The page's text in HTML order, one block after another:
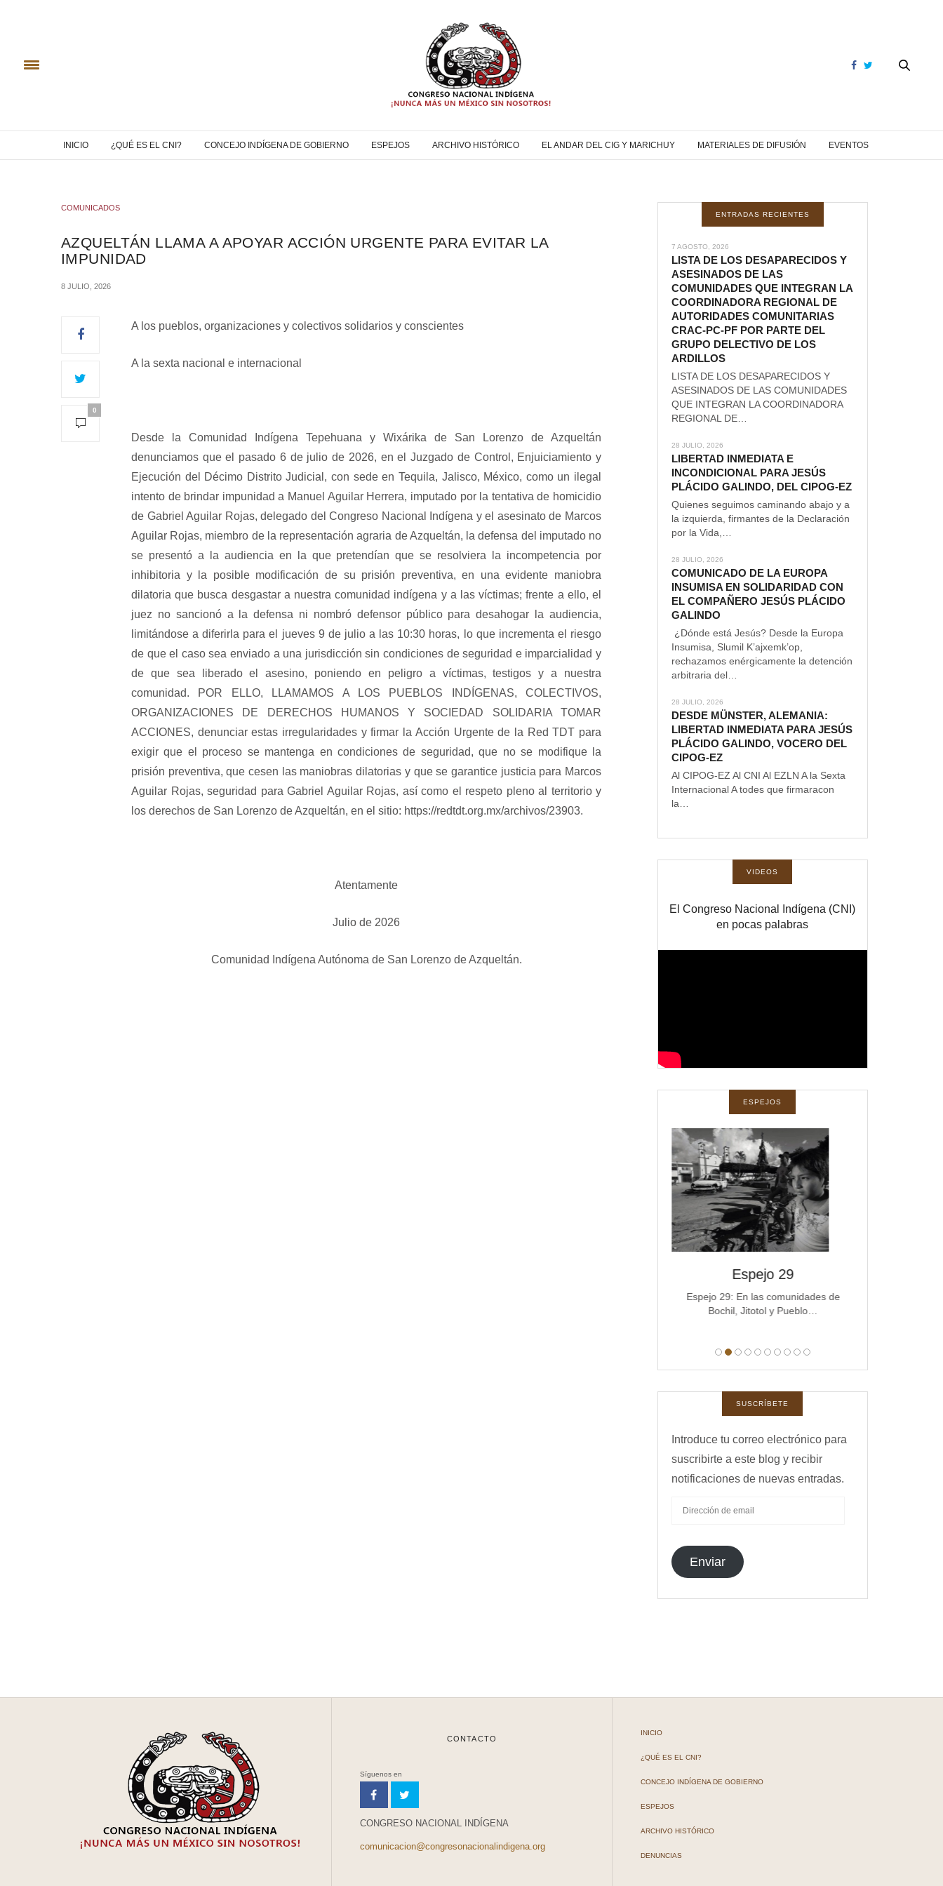
INICIO ¿QUÉ ES EL CNI? CONCEJO INDÍGENA DE GOBIERNO ESPEJOS ARCHIVO HISTÓRICO EL ANDAR DEL CIG Y MARICHUY MATERIALES DE DIFUSIÓN EVENTOS
COMUNICADOS
AZQUELTÁN LLAMA A APOYAR ACCIÓN URGENTE PARA EVITAR LA
IMPUNIDAD
8 JULIO, 2026
0
A los pueblos, organizaciones y colectivos solidarios y conscientes
A la sexta nacional e internacional
Desde la Comunidad Indígena Tepehuana y Wixárika de San Lorenzo de Azqueltán
denunciamos que el pasado 6 de julio de 2026, en el Juzgado de Control, Enjuiciamiento y
Ejecución del Décimo Distrito Judicial, con sede en Tequila, Jalisco, México, como un ilegal
intento de brindar impunidad a Manuel Aguilar Herrera, imputado por la tentativa de homicidio
de Gabriel Aguilar Rojas, delegado del Congreso Nacional Indígena y el asesinato de Marcos
Aguilar Rojas, miembro de la representación agraria de Azqueltán, la defensa del imputado no
se presentó a la audiencia en la que pretendían que se resolviera la incompetencia por
inhibitoria y la posible modificación de su prisión preventiva, en una evidente maniobra
dilatoria que busca desgastar a nuestra comunidad indígena y a las víctimas; frente a ello, el
juez no sancionó a la defensa ni nombró defensor público para desahogar la audiencia,
limitándose a diferirla para el jueves 9 de julio a las 10:30 horas, lo que incrementa el riesgo
de que el caso sea enviado a una jurisdicción sin condiciones de seguridad e imparcialidad y
de que sea liberado el asesino, poniendo en peligro a víctimas, testigos y a nuestra
comunidad. POR ELLO, LLAMAMOS A LOS PUEBLOS INDÍGENAS, COLECTIVOS,
ORGANIZACIONES DE DERECHOS HUMANOS Y SOCIEDAD SOLIDARIA TOMAR
ACCIONES, denunciar estas irregularidades y firmar la Acción Urgente de la Red TDT para
exigir que el proceso se mantenga en condiciones de seguridad, que no se modifique la
prisión preventiva, que cesen las maniobras dilatorias y que se garantice justicia para Marcos
Aguilar Rojas, seguridad para Gabriel Aguilar Rojas, así como el respeto pleno al territorio y
los derechos de San Lorenzo de Azqueltán, en el sitio: https://redtdt.org.mx/archivos/23903.
Atentamente
Julio de 2026
Comunidad Indígena Autónoma de San Lorenzo de Azqueltán.
ENTRADAS RECIENTES
7 AGOSTO, 2026
LISTA DE LOS DESAPARECIDOS Y
ASESINADOS DE LAS
COMUNIDADES QUE INTEGRAN LA
COORDINADORA REGIONAL DE
AUTORIDADES COMUNITARIAS
CRAC-PC-PF POR PARTE DEL
GRUPO DELECTIVO DE LOS
ARDILLOS
LISTA DE LOS DESAPARECIDOS Y
ASESINADOS DE LAS COMUNIDADES
QUE INTEGRAN LA COORDINADORA
REGIONAL DE…
28 JULIO, 2026
LIBERTAD INMEDIATA E
INCONDICIONAL PARA JESÚS
PLÁCIDO GALINDO, DEL CIPOG-EZ
Quienes seguimos caminando abajo y a
la izquierda, firmantes de la Declaración
por la Vida,…
28 JULIO, 2026
COMUNICADO DE LA EUROPA
INSUMISA EN SOLIDARIDAD CON
EL COMPAÑERO JESÚS PLÁCIDO
GALINDO
¿Dónde está Jesús? Desde la Europa
Insumisa, Slumil K’ajxemk’op,
rechazamos enérgicamente la detención
arbitraria del…
28 JULIO, 2026
DESDE MÜNSTER, ALEMANIA:
LIBERTAD INMEDIATA PARA JESÚS
PLÁCIDO GALINDO, VOCERO DEL
CIPOG-EZ
Al CIPOG-EZ Al CNI Al EZLN A la Sexta
Internacional A todes que firmaracon
la…
VIDEOS
El Congreso Nacional Indígena (CNI)
en pocas palabras
ESPEJOS
Espejo 29
Espejo 29: En las comunidades de
Bochil, Jitotol y Pueblo…
SUSCRÍBETE
Introduce tu correo electrónico para
suscribirte a este blog y recibir
notificaciones de nuevas entradas.
EMAIL
Enviar
CONTACTO
Síguenos en
CONGRESO NACIONAL INDÍGENA
comunicacion@congresonacionalindigena.org
INICIO
¿QUÉ ES EL CNI?
CONCEJO INDÍGENA DE GOBIERNO
ESPEJOS
ARCHIVO HISTÓRICO
DENUNCIAS